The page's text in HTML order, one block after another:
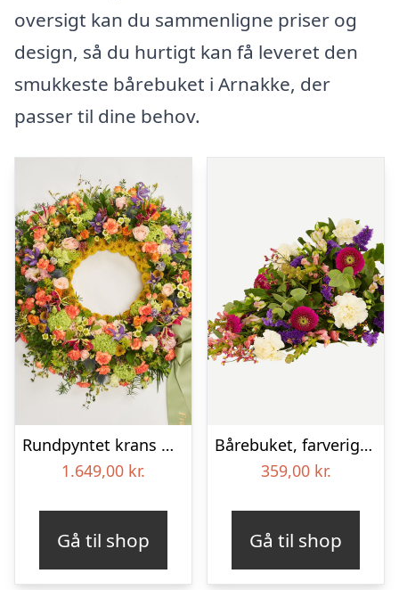
oversigt kan du sammenligne priser og
design, så du hurtigt kan få leveret den
smukkeste bårebuket i Arnakke, der
passer til dine behov.
Rundpyntet krans med bånd – Et farverigt farvel
1.649,00 kr.
Gå til shop
Bårebuket, farverig (Floristens kreative valg)
359,00 kr.
Gå til shop